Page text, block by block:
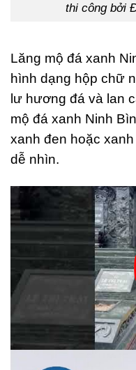
thi công bởi
Lăng mộ đá xanh
hình dạng hộp chữ
lư hương đá và lan
mộ đá xanh Ninh
xanh đen hoặc
dễ nhìn.